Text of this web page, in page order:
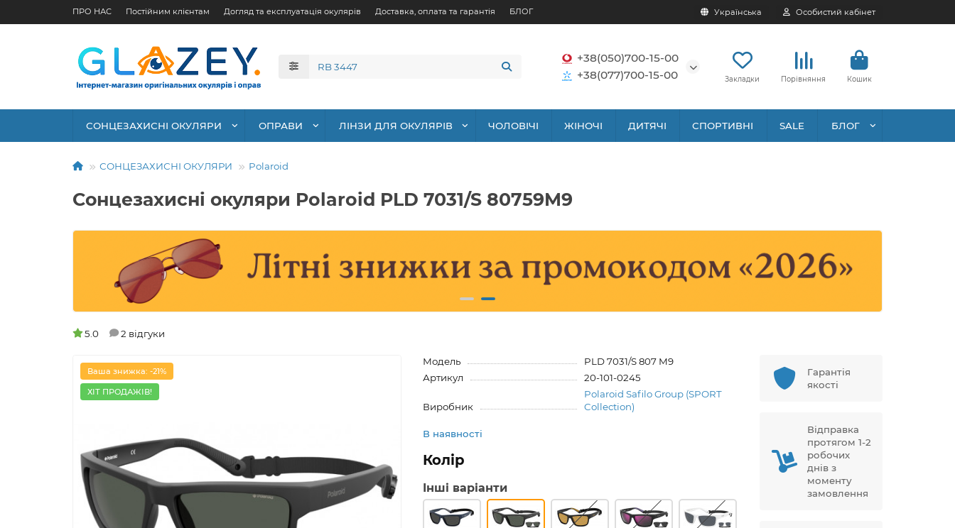
ПРО НАС Постійним клієнтам Догляд та експлуатація окулярів Доставка, оплата та гарантія БЛОГ Українська Особистий кабінет
+38(050)700-15-00
+38(077)700-15-00
Закладки Порівняння Кошик
СОНЦЕЗАХИСНІ ОКУЛЯРИ ОПРАВИ ЛІНЗИ ДЛЯ ОКУЛЯРІВ ЧОЛОВІЧІ ЖІНОЧІ ДИТЯЧІ СПОРТИВНІ SALE БЛОГ
СОНЦЕЗАХИСНІ ОКУЛЯРИ Polaroid
Сонцезахисні окуляри Polaroid PLD 7031/S 80759M9
5.0 2 відгуки
Ваша знижка: -21%
ХІТ ПРОДАЖІВ!
Модель
PLD 7031/S 807 M9
Артикул
20-101-0245
Виробник
Polaroid Safilo Group (SPORT
Collection)
В наявності
Колір
Інші варіанти
Гарантія
якості
Відправка
протягом 1-2
робочих
днів з
моменту
замовлення